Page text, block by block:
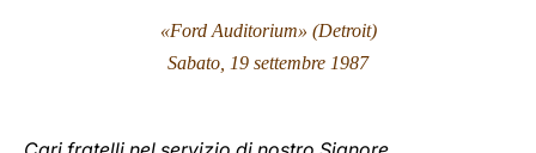
«Ford Auditorium» (Detroit)
Sabato, 19 settembre 1987